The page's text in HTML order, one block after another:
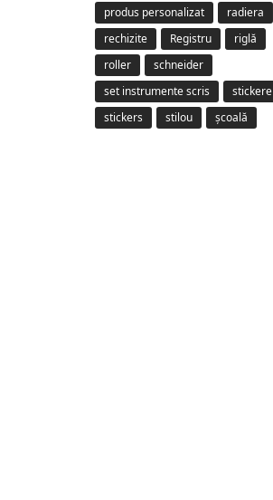
produs personalizat
radiera
rechizite
Registru
riglă
roller
schneider
set instrumente scris
stickere
stickers
stilou școală